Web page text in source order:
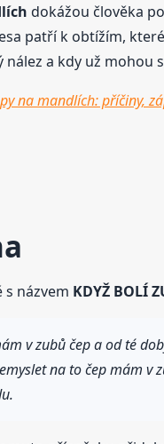
dokážou člověka
patří k obtížím,
nález a kdy už
na mandlích: příčiny,
s názvem KDYŽ BOLÍ
v zubů čep a od té
na to čep mám v